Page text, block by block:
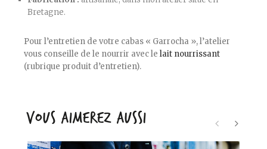
Bretagne.
Pour l’entretien de votre cabas « Garrocha », l’atelier
vous conseille de le nourrir avec le lait nourrissant
(rubrique produit d’entretien).
VOUS AIMEREZ AUSSI